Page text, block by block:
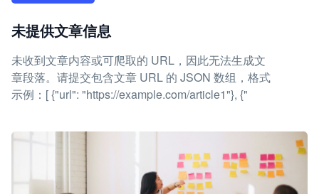
未提供文章信息
未收到文章内容或可爬取的 URL，因此无法生成文
章段落。请提交包含文章 URL 的 JSON 数组，格式
示例：[ {"url": "https://example.com/article1"}, {"